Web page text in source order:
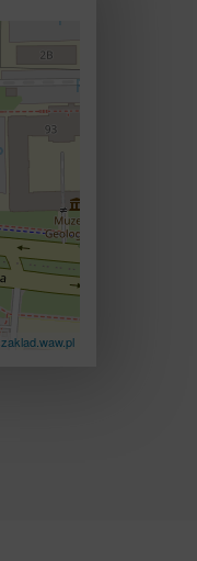
zaklad.waw.pl